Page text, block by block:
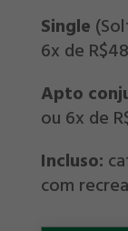
Single
6x de
Apto
ou 6x de
Incluso:
com